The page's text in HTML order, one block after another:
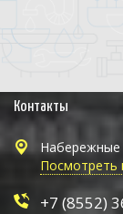
Контакты
Набережные
Посмотреть
+7 (8552)